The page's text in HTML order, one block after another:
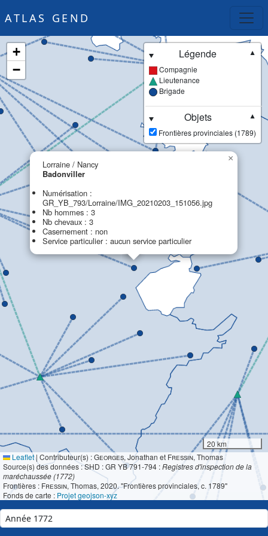
ATLAS GEND
Lorraine / Nancy
Badonviller
Numérisation :
GR_YB_793/Lorraine/IMG_20210203_151056.jpg
Nb hommes : 3
Nb chevaux : 3
Casernement : non
Service particulier : aucun service particulier
×
+
−
Légende
▼
Compagnie
Lieutenance
Brigade
Objets
▼
Frontières provinciales (1789)
20 km
Leaflet | Contributeur(s) :Georges, Jonathan et Fressin, Thomas
Source(s) des données : SHD : GR YB 791-794 :Registres d'inspection de la
maréchaussée (1772)
Frontières : Fressin, Thomas, 2020. "Frontières provinciales, c. 1789"
Fonds de carte : Projet geojson-xyz